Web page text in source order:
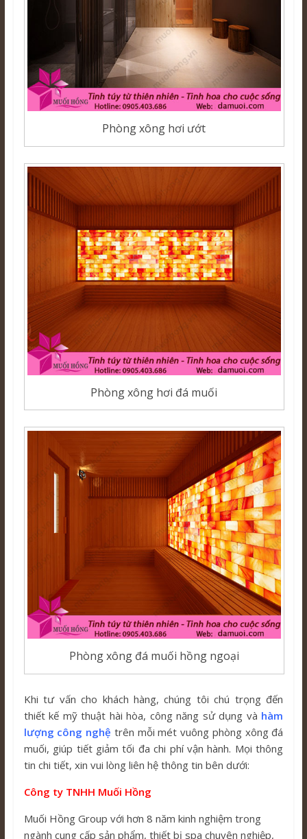
Phòng xông hơi ướt
Phòng xông hơi đá muối
Phòng xông đá muối hồng ngoại
Khi tư vấn cho khách hàng, chúng tôi chú trọng đến
thiết kế mỹ thuật hài hòa, công năng sử dụng và hàm
lượng công nghệ trên mỗi mét vuông phòng xông đá
muối, giúp tiết giảm tối đa chi phí vận hành. Mọi thông
tin chi tiết, xin vui lòng liên hệ thông tin bên dưới:
Công ty TNHH Muối Hồng
Muối Hồng Group với hơn 8 năm kinh nghiệm trong
ngành cung cấp sản phẩm, thiết bị spa chuyên nghiệp,